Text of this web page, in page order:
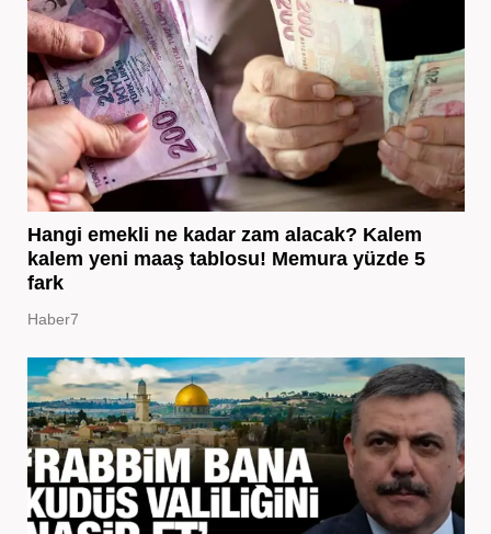
Hangi emekli ne kadar zam alacak? Kalem
kalem yeni maaş tablosu! Memura yüzde 5
fark
Haber7